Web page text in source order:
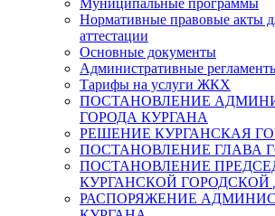
Муниципальные программы
Нормативные правовые акты
аттестации
Основные документы
Административные
Тарифы на услуги ЖКХ
ПОСТАНОВЛЕНИЕ
ГОРОДА КУРГАНА
РЕШЕНИЕ КУРГАНСКАЯ
ПОСТАНОВЛЕНИЕ ГЛАВА
ПОСТАНОВЛЕНИЕ
КУРГАНСКОЙ
РАСПОРЯЖЕНИЕ